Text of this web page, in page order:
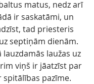
matus, nedz arī
ir saskatāmi, un
tad priesteris
septiņām dienām.
lauzdamās laužas uz
viņš ir jāatzīst par
pazīme.